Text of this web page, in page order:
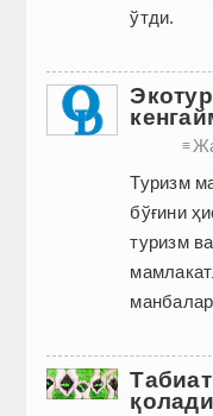
ўтди.
≡
Туризм
бўғини
туризм
қолади